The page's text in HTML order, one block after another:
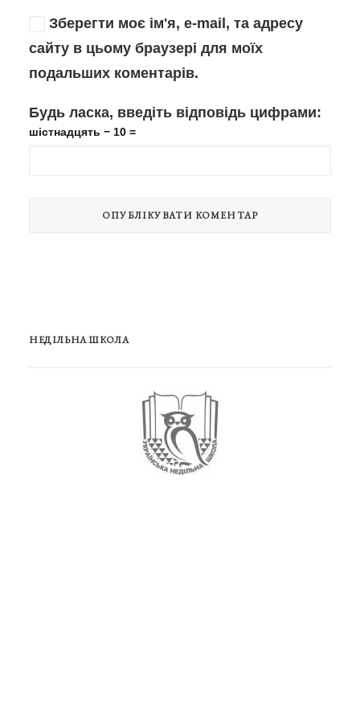
Зберегти моє ім'я, e-mail, та адресу
сайту в цьому браузері для моїх
подальших коментарів.
Будь ласка, введіть відповідь цифрами:
шістнадцять − 10 =
НЕДІЛЬНА ШКОЛА